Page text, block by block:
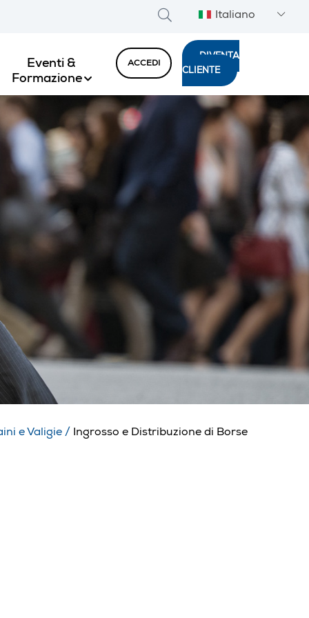
Italiano
Eventi &
Formazione
ACCEDI
DIVENTA
CLIENTE
e Valigie / Ingrosso e Distribuzione di Borse